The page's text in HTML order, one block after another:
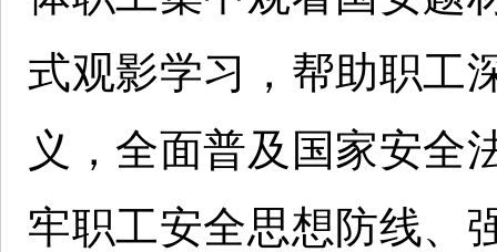
式观影学习，帮助职工
义，全面普及国家安全
牢职工安全思想防线、